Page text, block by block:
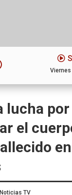
Viernes
lucha por
el
TV